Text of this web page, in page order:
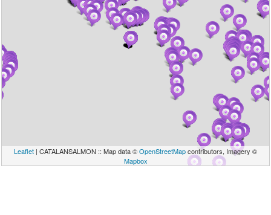
Leaflet | CATALANSALMON :: Map data ©OpenStreetMapcontributors, Imagery ©
Mapbox